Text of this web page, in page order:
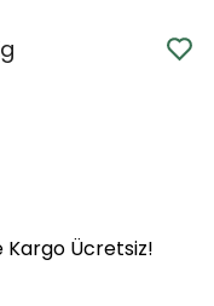
Kargo Ücretsiz!